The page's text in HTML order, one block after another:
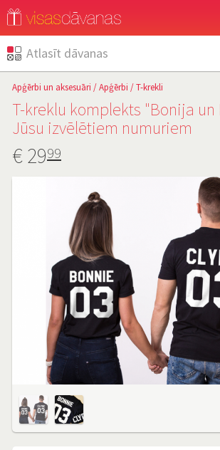
Atlasīt dāvanas
Apģērbi un aksesuāri /Apģērbi /T-krekli
T-kreklu komplekts "Bonija un
Jūsu izvēlētiem numuriem
€2999